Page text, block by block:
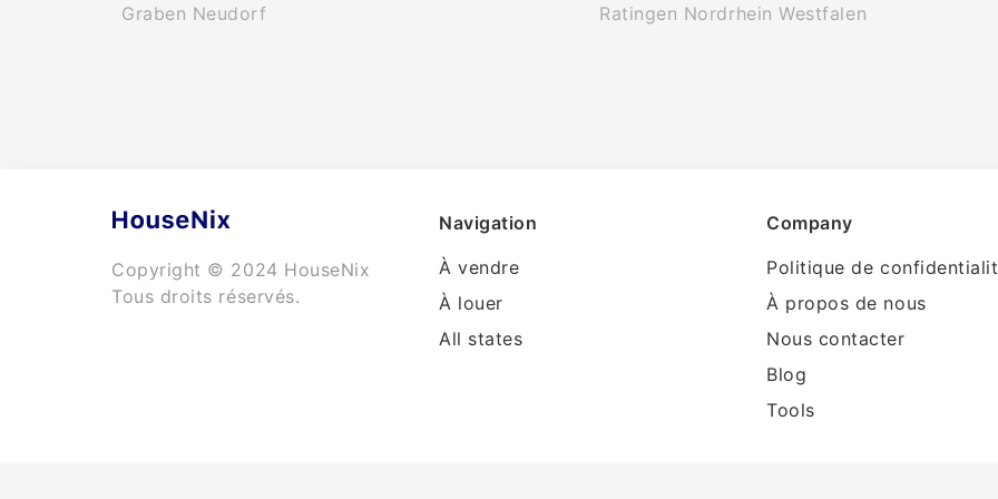
Graben Neudorf Ratingen Nordrhein Westfalen
Copyright © 2024 HouseNix
Tous droits réservés.
Navigation
À vendre
À louer
All states
Company
Politique de
À propos de nous
Nous contacter
Blog
Tools